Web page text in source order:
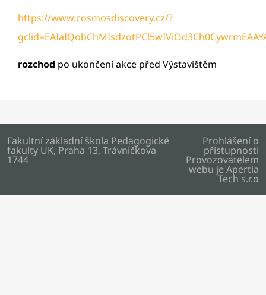
https://www.cosmosdiscovery.cz/?
rozchod po ukončení akce před Výstavištěm
Fakultní základní škola Pedagogické
fakulty UK, Praha 13, Trávníčkova
1744
Prohlášení o
přístupnosti
Provozovatelem
webu je Apertia
Tech s.r.o